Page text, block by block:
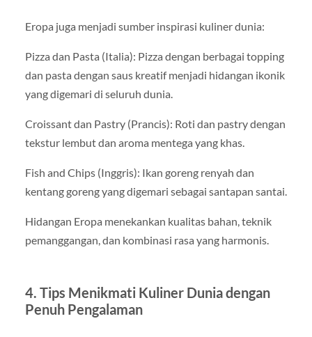
Eropa juga menjadi sumber inspirasi kuliner dunia:
Pizza dan Pasta (Italia): Pizza dengan berbagai topping
dan pasta dengan saus kreatif menjadi hidangan ikonik
yang digemari di seluruh dunia.
Croissant dan Pastry (Prancis): Roti dan pastry dengan
tekstur lembut dan aroma mentega yang khas.
Fish and Chips (Inggris): Ikan goreng renyah dan
kentang goreng yang digemari sebagai santapan santai.
Hidangan Eropa menekankan kualitas bahan, teknik
pemanggangan, dan kombinasi rasa yang harmonis.
4. Tips Menikmati Kuliner Dunia dengan
Penuh Pengalaman